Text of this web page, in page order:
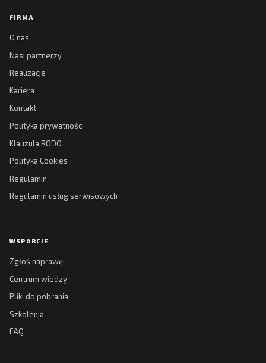
FIRMA
O nas
Nasi partnerzy
Realizacje
Kariera
Kontakt
Polityka prywatności
Klauzula RODO
Polityka Cookies
Regulamin
Regulamin usług serwisowych
WSPARCIE
Zgłoś naprawę
Centrum wiedzy
Pliki do pobrania
Szkolenia
FAQ